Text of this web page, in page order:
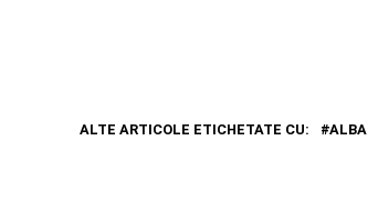
ALTE ARTICOLE ETICHETATE CU: ALBA